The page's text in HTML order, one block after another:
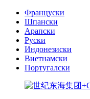
Француски
Шпански
Арапски
Руски
Индонезиски
Виетнамски
Португалски